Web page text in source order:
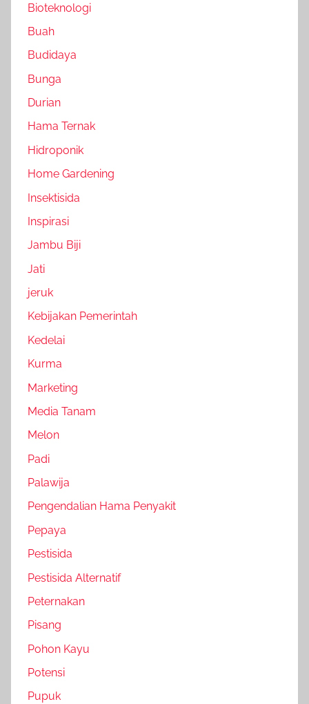
Bioteknologi
Buah
Budidaya
Bunga
Durian
Hama Ternak
Hidroponik
Home Gardening
Insektisida
Inspirasi
Jambu Biji
Jati
jeruk
Kebijakan Pemerintah
Kedelai
Kurma
Marketing
Media Tanam
Melon
Padi
Palawija
Pengendalian Hama Penyakit
Pepaya
Pestisida
Pestisida Alternatif
Peternakan
Pisang
Pohon Kayu
Potensi
Pupuk